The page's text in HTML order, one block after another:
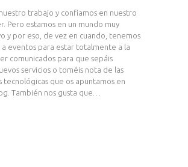
trabajo y confiamos en nuestro
Pero estamos en un mundo muy
y por eso, de vez en cuando, tenemos
a eventos para estar totalmente a la
comunicados para que sepáis
servicios o toméis nota de las
tecnológicas que os apuntamos en
También nos gusta que…